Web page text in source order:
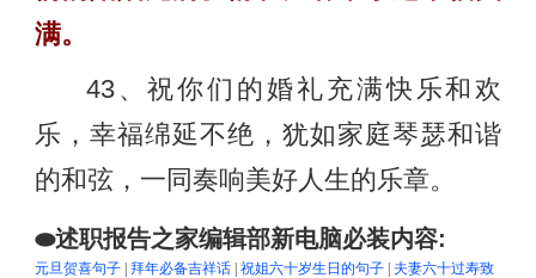
满。
43、祝你们的婚礼充满快乐和欢
乐，幸福绵延不绝，犹如家庭琴瑟和谐
的和弦，一同奏响美好人生的乐章。
⬬述职报告之家编辑部新电脑必装内容:
元旦贺喜句子| 拜年必备吉祥话| 祝姐六十岁生日的句子| 夫妻六十过寿致